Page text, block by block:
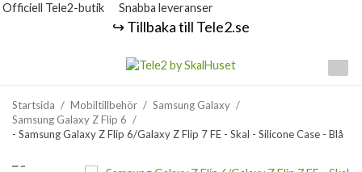
Officiell Tele2-butik Snabba leveranser
↪️ Tillbaka till Tele2.se
Startsida / Mobiltillbehör / Samsung Galaxy /
Samsung Galaxy Z Flip 6 /
- Samsung Galaxy Z Flip 6/Galaxy Z Flip 7 FE - Skal - Silicone Case - Blå